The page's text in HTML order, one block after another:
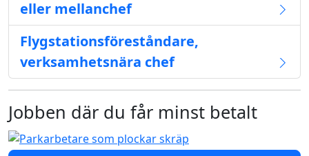
eller mellanchef
Flygstationsföreståndare,
verksamhetsnära chef
Jobben där du får minst betalt